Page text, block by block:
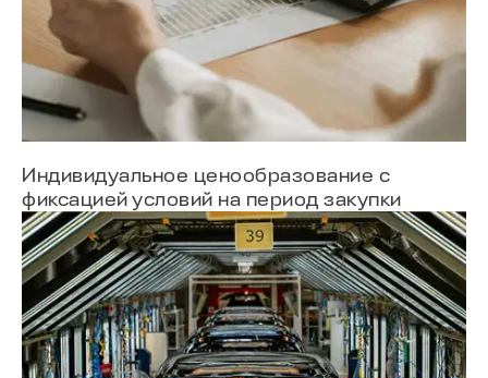
Индивидуальное ценообразование с
фиксацией условий на период закупки
ПОИСК ПО САЙТУ
МОДЕЛИ В НАЛИЧИИ